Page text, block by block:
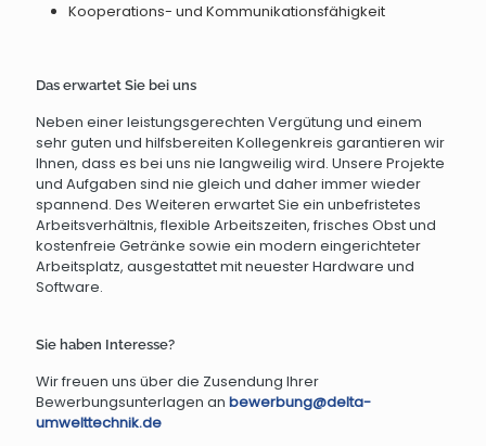
Kooperations- und Kommunikationsfähigkeit
Das erwartet Sie bei uns
Neben einer leistungsgerechten Vergütung und einem
sehr guten und hilfsbereiten Kollegenkreis garantieren wir
Ihnen, dass es bei uns nie langweilig wird. Unsere Projekte
und Aufgaben sind nie gleich und daher immer wieder
spannend. Des Weiteren erwartet Sie ein unbefristetes
Arbeitsverhältnis, flexible Arbeitszeiten, frisches Obst und
kostenfreie Getränke sowie ein modern eingerichteter
Arbeitsplatz, ausgestattet mit neuester Hardware und
Software.
Sie haben Interesse?
Wir freuen uns über die Zusendung Ihrer
Bewerbungsunterlagen an bewerbung@delta-
umwelttechnik.de